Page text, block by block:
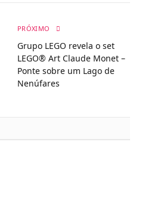
PRÓXIMO
Grupo LEGO revela o set
LEGO® Art Claude Monet –
Ponte sobre um Lago de
Nenúfares